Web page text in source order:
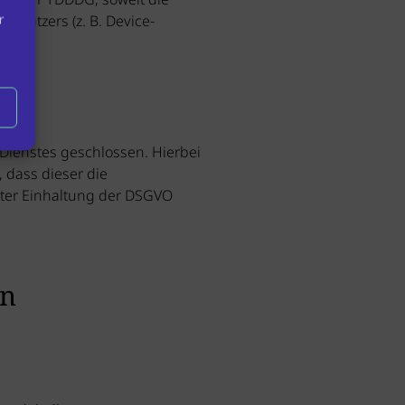
Nutzers (z. B. Device-
geschlossen. Hierbei
dieser die
Einhaltung der DSGVO